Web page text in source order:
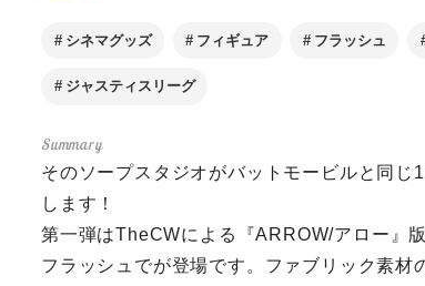
シネマグッズ フィギュア フラッシュ
ジャスティスリーグ
そのソープスタジオがバットモービルと同
します！
第一弾はTheCWによる『ARROW/アロー』
フラッシュでが登場です。ファブリック素材